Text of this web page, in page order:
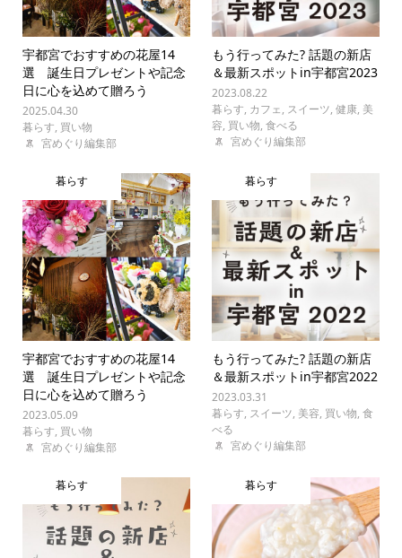
宇都宮でおすすめの花屋14
選 誕生日プレゼントや記念
日に心を込めて贈ろう
2025.04.30
暮らす, 買い物
宮めぐり編集部
もう行ってみた? 話題の新店
＆最新スポットin宇都宮2023
2023.08.22
暮らす, カフェ, スイーツ,健康, 美
容, 買い物,食べる
宮めぐり編集部
暮らす
宇都宮でおすすめの花屋14
選 誕生日プレゼントや記念
日に心を込めて贈ろう
2023.05.09
暮らす, 買い物
宮めぐり編集部
暮らす
もう行ってみた? 話題の新店
＆最新スポットin宇都宮2022
2023.03.31
暮らす, スイーツ, 美容, 買い物,食
べる
宮めぐり編集部
暮らす 暮らす